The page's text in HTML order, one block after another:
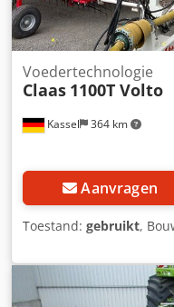
Kassel 364 km
Voedertechnologie
Claas 1100T Volto
Aanvragen
Toestand: gebruikt,